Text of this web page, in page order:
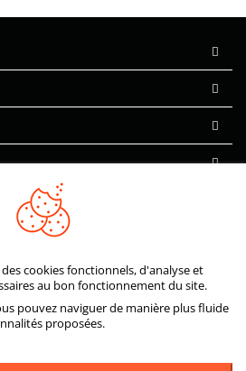
cookies fonctionnels, d'analyse et
au bon fonctionnement du site.
pouvez naviguer de manière plus fluide
proposées.